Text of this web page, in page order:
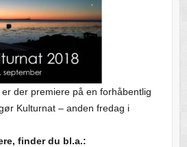
der premiere på en forhåbentlig
Kulturnat – anden fredag i
finder du bl.a.: